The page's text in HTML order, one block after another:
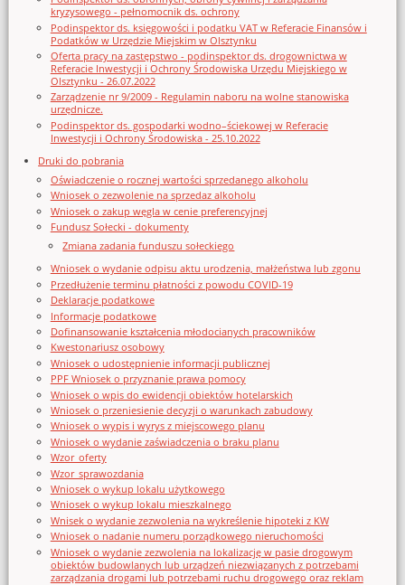
kryzysowego - pełnomocnik ds. ochrony
Podinspektor ds. księgowości i podatku VAT w Referacie Finansów i
Podatków w Urzędzie Miejskim w Olsztynku
Oferta pracy na zastępstwo - podinspektor ds. drogownictwa w
Referacie Inwestycji i Ochrony Środowiska Urzędu Miejskiego w
Olsztynku - 26.07.2022
Zarządzenie nr 9/2009 - Regulamin naboru na wolne stanowiska
urzędnicze.
Podinspektor ds. gospodarki wodno–ściekowej w Referacie
Inwestycji i Ochrony Środowiska - 25.10.2022
Druki do pobrania
Oświadczenie o rocznej wartości sprzedanego alkoholu
Wniosek o zezwolenie na sprzedaz alkoholu
Wniosek o zakup węgla w cenie preferencyjnej
Fundusz Sołecki - dokumenty
Zmiana zadania funduszu sołeckiego
Wniosek o wydanie odpisu aktu urodzenia, małżeństwa lub zgonu
Przedłużenie terminu płatności z powodu COVID-19
Deklaracje podatkowe
Informacje podatkowe
Dofinansowanie kształcenia młodocianych pracowników
Kwestonariusz osobowy
Wniosek o udostępnienie informacji publicznej
PPF Wniosek o przyznanie prawa pomocy
Wniosek o wpis do ewidencji obiektów hotelarskich
Wniosek o przeniesienie decyzji o warunkach zabudowy
Wniosek o wypis i wyrys z miejscowego planu
Wniosek o wydanie zaświadczenia o braku planu
Wzor_oferty
Wzor_sprawozdania
Wniosek o wykup lokalu użytkowego
Wniosek o wykup lokalu mieszkalnego
Wnisek o wydanie zezwolenia na wykreślenie hipoteki z KW
Wniosek o nadanie numeru porządkowego nieruchomości
Wniosek o wydanie zezwolenia na lokalizację w pasie drogowym
obiektów budowlanych lub urządzeń niezwiązanych z potrzebami
zarządzania drogami lub potrzebami ruchu drogowego oraz reklam